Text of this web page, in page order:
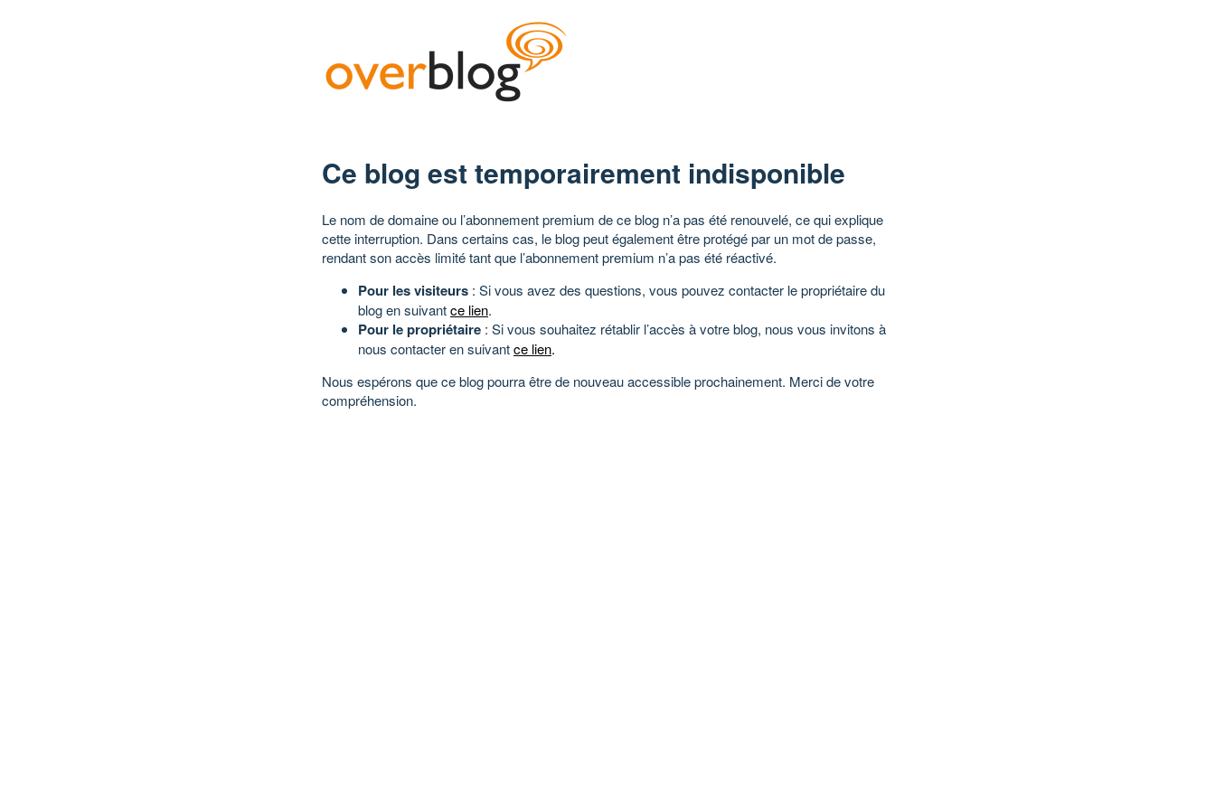
Ce blog est temporairement indisponible
Le nom de domaine ou l’abonnement premium de ce blog n’a pas été renouvelé, ce qui explique
cette interruption. Dans certains cas, le blog peut également être protégé par un mot de passe,
rendant son accès limité tant que l’abonnement premium n’a pas été réactivé.
Pour les visiteurs : Si vous avez des questions, vous pouvez contacter le propriétaire du
blog en suivantce lien.
Pour le propriétaire : Si vous souhaitez rétablir l’accès à votre blog, nous vous invitons à
nous contacter en suivantce lien.
Nous espérons que ce blog pourra être de nouveau accessible prochainement. Merci de votre
compréhension.